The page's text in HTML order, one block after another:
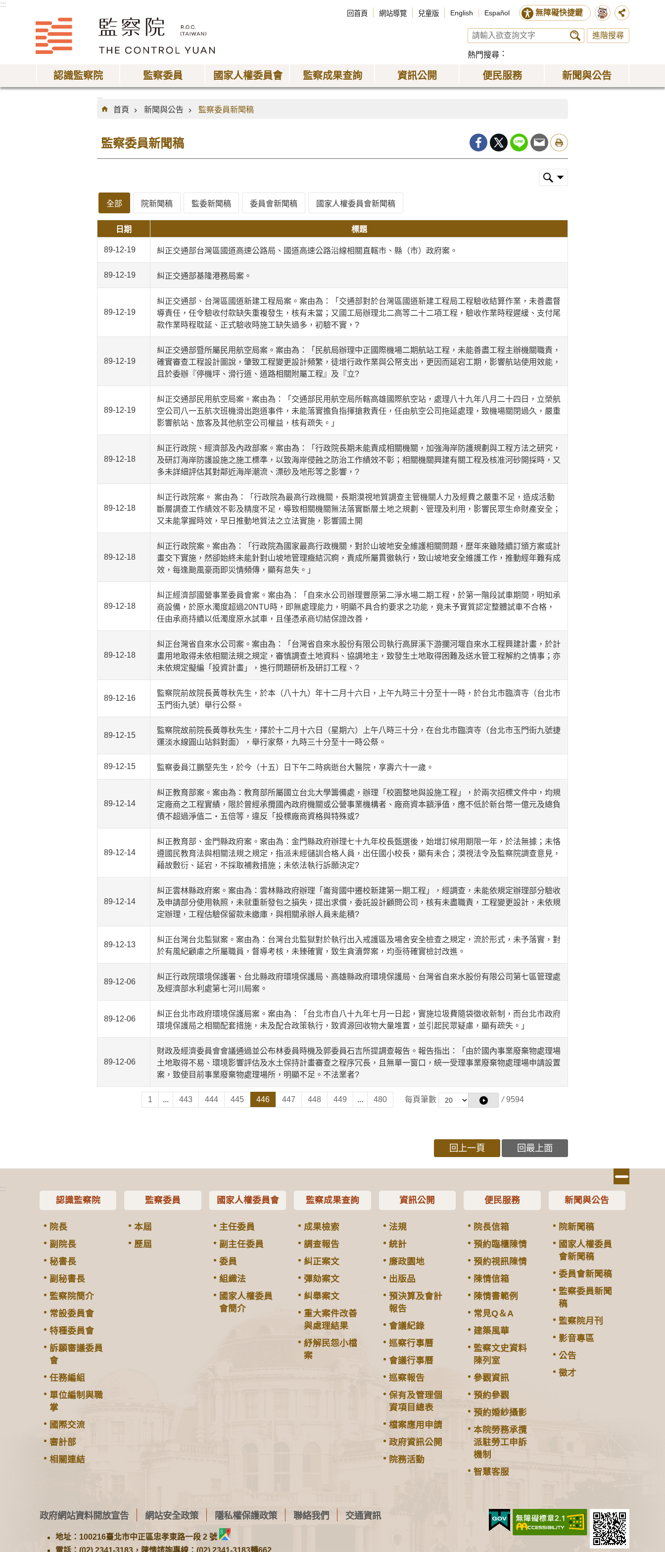
:::
回首頁 網站導覽 兒童版 English Español 無障礙快捷鍵
進階搜尋
熱門搜尋
認識監察院 監察委員 國家人權委員會 監察成果查詢 資訊公開 便民服務 新聞與公告
:::
首頁
新聞與公告 監察委員新聞稿
監察委員新聞稿
全部 院新聞稿 監委新聞稿 委員會新聞稿 國家人權委員會新聞稿
日期 標題
89-12-19 糾正交通部台灣區國道高速公路局、國道高速公路沿線相關直轄市、縣（市）政府案。
89-12-19 糾正交通部基隆港務局案。
89-12-19
糾正交通部、台灣區國道新建工程局案。案由為：「交通部對於台灣區國道新建工程局工程驗收結算作業，未善盡督
導責任，任令驗收付款缺失重複發生，核有未當；又國工局辦理北二高等二十二項工程，驗收作業時程遲緩、支付尾
款作業時程耽延、正式驗收時施工缺失過多，初驗不實，?
89-12-19
糾正交通部暨所屬民用航空局案。案由為：「民航局辦理中正國際機場二期航站工程，未能善盡工程主辦機關職責，
確實審查工程設計圖說，肇致工程變更設計頻繁，徒增行政作業與公帑支出，更因而延宕工期，影響航站使用效能，
且於委辦『停機坪、滑行道、道路相關附屬工程』及『立?
89-12-19
糾正交通部民用航空局案。案由為：「交通部民用航空局所轄高雄國際航空站，處理八十九年八月二十四日，立榮航
空公司八一五航次班機滑出跑道事件，未能落實擔負指揮搶救責任，任由航空公司拖延處理，致機場關閉過久，嚴重
影響航站、旅客及其他航空公司權益，核有疏失。」
89-12-18
糾正行政院、經濟部及內政部案。案由為：「行政院長期未能責成相關機關，加強海岸防護規劃與工程方法之研究，
及研訂海岸防護設施之施工標準，以致海岸侵蝕之防治工作績效不彰；相關機關興建有關工程及核准河砂開採時，又
多未詳細評估其對鄰近海岸潮流、漂砂及地形等之影響，?
89-12-18
糾正行政院案。 案由為：「行政院為最高行政機關，長期漠視地質調查主管機關人力及經費之嚴重不足，造成活動
斷層調查工作績效不彰及精度不足，導致相關機關無法落實斷層土地之規劃、管理及利用，影響民眾生命財產安全；
又未能掌握時效，早日推動地質法之立法實施，影響國土開
89-12-18
糾正行政院案。案由為：「行政院為國家最高行政機關，對於山坡地安全維護相關問題，歷年來雖陸續訂頒方案或計
畫交下實施，然卻始終未能針對山坡地管理癥結沉痾，責成所屬貫徹執行，致山坡地安全維護工作，推動經年難有成
效，每逢颱風豪雨即災情頻傳，顯有怠失。」
89-12-18
糾正經濟部國營事業委員會案。案由為：「自來水公司辦理豐原第二淨水場二期工程，於第一階段試車期間，明知承
商設備，於原水濁度超過20NTU時，即無處理能力，明顯不具合約要求之功能，竟未予實質認定整體試車不合格，
任由承商持續以低濁度原水試車，且僅憑承商切結保證改善，
89-12-18
糾正台灣省自來水公司案。案由為：「台灣省自來水股份有限公司執行高屏溪下游攔河堰自來水工程興建計畫，於計
畫用地取得未依相關法規之規定，審慎調查土地資料、協調地主，致發生土地取得困難及送水管工程解約之情事；亦
未依規定擬編「投資計畫」，進行問題研析及研訂工程、?
89-12-16
監察院前故院長黃尊秋先生，於本（八十九）年十二月十六日，上午九時三十分至十一時，於台北市臨濟寺（台北市
玉門街九號）舉行公祭。
89-12-15
監察院故前院長黃尊秋先生，擇於十二月十六日（星期六）上午八時三十分，在台北市臨濟寺（台北市玉門街九號捷
運淡水線圓山站斜對面），舉行家祭，九時三十分至十一時公祭。
89-12-15 監察委員江鵬堅先生，於今（十五）日下午二時病逝台大醫院，享壽六十一歲。
89-12-14
糾正教育部案。案由為：教育部所屬國立台北大學籌備處，辦理「校園整地與設施工程」，於兩次招標文件中，均規
定廠商之工程實績，限於曾經承攬國內政府機關或公營事業機構者、廠商資本額淨值，應不低於新台幣一億元及總負
債不超過淨值二‧五倍等，違反「投標廠商資格與特殊或?
89-12-14
糾正教育部、金門縣政府案。案由為：金門縣政府辦理七十九年校長甄選後，始增訂候用期限一年，於法無據；未恪
遵國民教育法與相關法規之規定，指派未經儲訓合格人員，出任國小校長，顯有未合；漠視法令及監察院調查意見，
藉故敷衍、延宕，不採取補救措施；未依法執行訴願決定?
89-12-14
糾正雲林縣政府案。案由為：雲林縣政府辦理「崙背國中遷校新建第一期工程」，經調查，未能依規定辦理部分驗收
及申請部分使用執照，未就重新發包之損失，提出求償，委託設計顧問公司，核有未盡職責，工程變更設計，未依規
定辦理，工程估驗保留款未繳庫，與相關承辦人員未能積?
89-12-13
糾正台灣台北監獄案。案由為：台灣台北監獄對於執行出入戒護區及場舍安全檢查之規定，流於形式，未予落實，對
於有風紀顧慮之所屬職員，督導考核，未臻確實，致生貪瀆弊案，均亟待確實檢討改進。
89-12-06
糾正行政院環境保護署、台北縣政府環境保護局、高雄縣政府環境保護局、台灣省自來水股份有限公司第七區管理處
及經濟部水利處第七河川局案。
89-12-06
糾正台北市政府環境保護局案。案由為：「台北市自八十九年七月一日起，實施垃圾費隨袋徵收新制，而台北市政府
環境保護局之相關配套措施，未及配合政策執行，致資源回收物大量堆置，並引起民眾疑慮，顯有疏失。」
89-12-06
財政及經濟委員會會議通過並公布林委員時機及郭委員石吉所提調查報告。報告指出：「由於國內事業廢棄物處理場
土地取得不易、環境影響評估及水土保持計畫審查之程序冗長，且無單一窗口，統一受理事業廢棄物處理場申請設置
案，致使目前事業廢棄物處理場所，明顯不足。不法業者?
1 ... 443 444 445 446 447 448 449 ... 480 每頁筆數 / 9594
回上一頁 回最上面
:::
認識監察院
院長
副院長
秘書長
副秘書長
監察院簡介
常設委員會
特種委員會
訴願審議委員
會
任務編組
單位編制與職
掌
國際交流
審計部
相關連結
監察委員
本屆
歷屆
國家人權委員會
主任委員
副主任委員
委員
組織法
國家人權委員
會簡介
監察成果查詢
成果檢索
調查報告
糾正案文
彈劾案文
糾舉案文
重大案件改善
與處理結果
紓解民怨小檔
案
資訊公開
法規
統計
廉政園地
出版品
預決算及會計
報告
會議紀錄
巡察行事曆
會議行事曆
巡察報告
保有及管理個
資項目總表
檔案應用申請
政府資訊公開
院務活動
便民服務
院長信箱
預約臨櫃陳情
預約視訊陳情
陳情信箱
陳情書範例
常見Q＆A
建築風華
監察文史資料
陳列室
參觀資訊
預約參觀
預約婚紗攝影
本院勞務承攬
派駐勞工申訴
機制
智慧客服
新聞與公告
院新聞稿
國家人權委員
會新聞稿
委員會新聞稿
監察委員新聞
稿
監察院月刊
影音專區
公告
徵才
政府網站資料開放宣告 網站安全政策 隱私權保護政策 聯絡我們 交通資訊
地址：100216臺北市中正區忠孝東路一段 2 號
電話：(02) 2341-3183，陳情諮詢專線：(02) 2341-3183轉662